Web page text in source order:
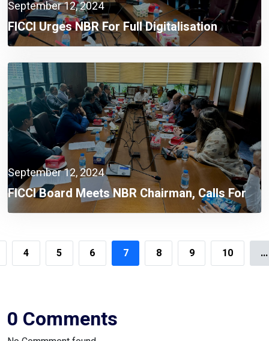
September 12, 2024
FICCI Urges NBR For Full Digitalisation
September 12, 2024
FICCI Board Meets NBR Chairman, Calls For
Integrated Automation System
4 5 6 7 8 9 10 ...
0 Comments